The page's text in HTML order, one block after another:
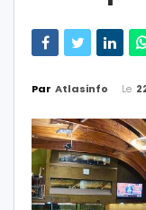
Par Atlasinfo Le